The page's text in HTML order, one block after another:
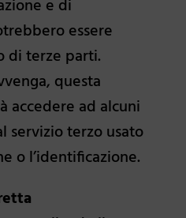
e di
essere
di terze parti.
questa
accedere ad alcuni
servizio terzo usato
o l’identificazione.